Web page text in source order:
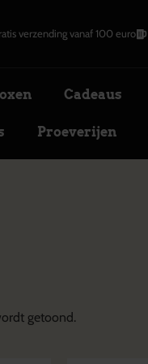
verzending vanaf 100 euro
Cadeaus
Proeverijen
getoond.